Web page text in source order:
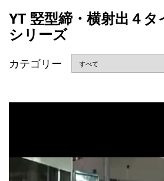
YT 竪型締・横射出４
シリーズ
カテゴリー